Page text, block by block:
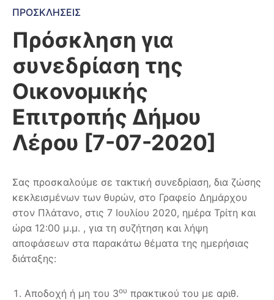
ΠΡΟΣΚΛΗΣΕΙΣ
Πρόσκληση για
συνεδρίαση της
Οικονομικής
Επιτροπής Δήμου
Λέρου [7-07-2020]
Σας προσκαλούμε σε τακτική συνεδρίαση, δια ζώσης
κεκλεισμένων των θυρών, στο Γραφείο Δημάρχου
στον Πλάτανο, στις 7 Ιουλίου 2020, ημέρα Τρίτη και
ώρα 12:00 μ.μ. , για τη συζήτηση και λήψη
αποφάσεων στα παρακάτω θέματα της ημερήσιας
διάταξης:
Αποδοχή ή μη του 3ου πρακτικού του με αριθ.